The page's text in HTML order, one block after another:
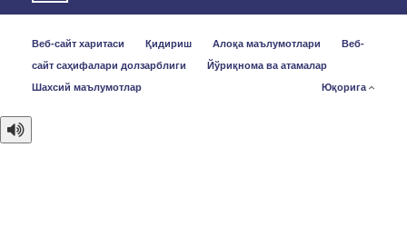
Веб-сайт харитаси Қидириш Алоқа маълумотлари
Веб-
сайт саҳифалари долзарблиги
Йўриқнома ва атамалар
Шахсий маълумотлар
Юқорига